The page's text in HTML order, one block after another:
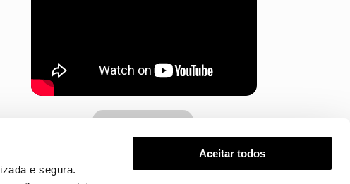
e segura.
Aceitar todos